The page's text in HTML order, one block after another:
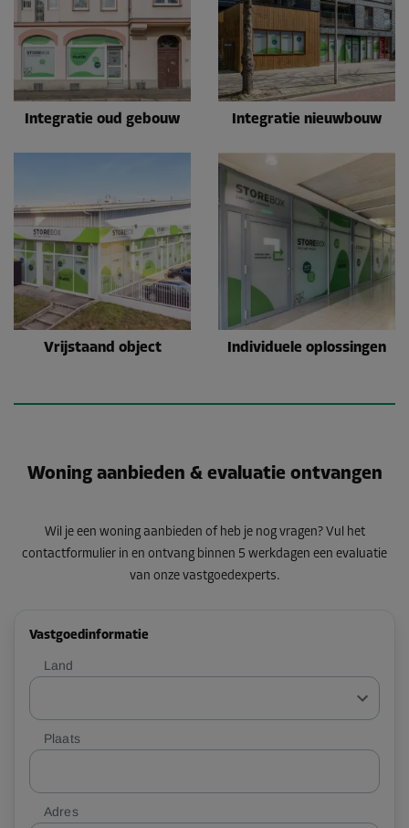
Integratie oud gebouw Integratie nieuwbouw
Vrijstaand object Individuele oplossingen
Woning aanbieden & evaluatie ontvangen
Wil je een woning aanbieden of heb je nog vragen? Vul het
contactformulier in en ontvang binnen 5 werkdagen een evaluatie
van onze vastgoedexperts.
Vastgoedinformatie
Land
Plaats
Adres